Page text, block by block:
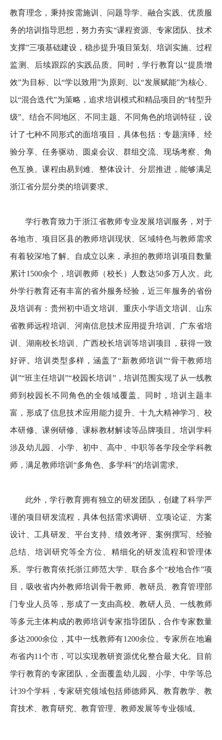
教育理念，秉持按需施训、问题导学、融合实践、优质服
务的培训指导思想，努力夯实“课程资源、专家团队、技术
支撑”三项基础建设，稳步提升项目策划、培训实施、过程
监测、后续跟踪的实践品质。同时，学行教育以“提质增
效”为目标、以“学以致用”为原则、以“发展赋能”为核心、
以“混合迭代”为策略，追求培训模式和精品项目的“转型升
级”。结合不同地区、不同主题、不同角色的培训特征，设
计了七种不同形式的面培项目，具体包括：专题演绎、经
验分享、任务驱动、圆桌会议、群组交流、现场考察、角
色互换。课程由易到难、整体设计、分层推进，能够满足
浙江省分层分类的培训要求。
学行教育致力于浙江省教师专业发展培训服务，对于
各地市、项目区县的教师培训现状、区域特色与教师需求
有着较深地了解。自成立以来，承担的教师培训项目数量
累计1500余个，培训教师（校长）人数达50多万人次。此
外学行教育还有丰富的省外服务经验，近三年服务的省份
及培训有：贵州初中语文培训、重庆小学语文培训、山东
省教师远程培训、河南信息技术应用提升培训、广东省培
训、湖南校长培训、广西校长培训等培训项目，获得一致
好评。培训类型多样，涵盖了“新教师培训”“骨干教师培
训”“班主任培训”“校园长培训”，培训范围实现了从一线教
师到校园长不同角色的全领域覆盖。同时，培训主题丰
富，形成了信息技术应用能力提升、十九大精神学习、校
本研修、课例研修、课标教材解读等品牌项目。培训学科
涉及幼儿园、小学、初中、高中、中职等各学段全学科教
师，满足教师培训“多角色、多学科”的培训需求。
此外，学行教育拥有独立的研发团队，创建了科学严
谨的项目研发流程，具体包括需求调研、立项论证、方案
设计、工具研发、平台支持、绩效考评、案例撰写、经验
总结、培训研究等全方位、精细化的研发流程和管理体
系。学行教育依托浙江师范大学、联合多个“校地合作”项
目，吸收省内外教师培训骨干教师、教研员、教育管理部
门专业人员等，形成了一支由高校、教研人员、一线教师
等多元主体构成的教师培训专家指导团队，合作专家数量
多达2000余位，其中一线教师有1200余位。专家所在地遍
布省内11个市，可以实现教研资源优化整合最大化。目前
学行教育的专家团队，全面覆盖幼儿园、小学、中学等总
计39个学科，专家研究领域包括师德师风、教育教学、教
育技术、教育研究、教育管理、教师发展等专业领域。